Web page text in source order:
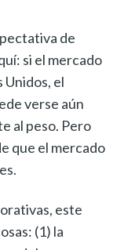
de
si el mercado
Unidos, el
verse aún
al peso. Pero
que el mercado
este
(1) la